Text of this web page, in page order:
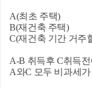
A(최초 주택)
B(재건축 주택)
C(재건축 기간 거주
A-B 취득후 C취득전
A와C 모두 비과세